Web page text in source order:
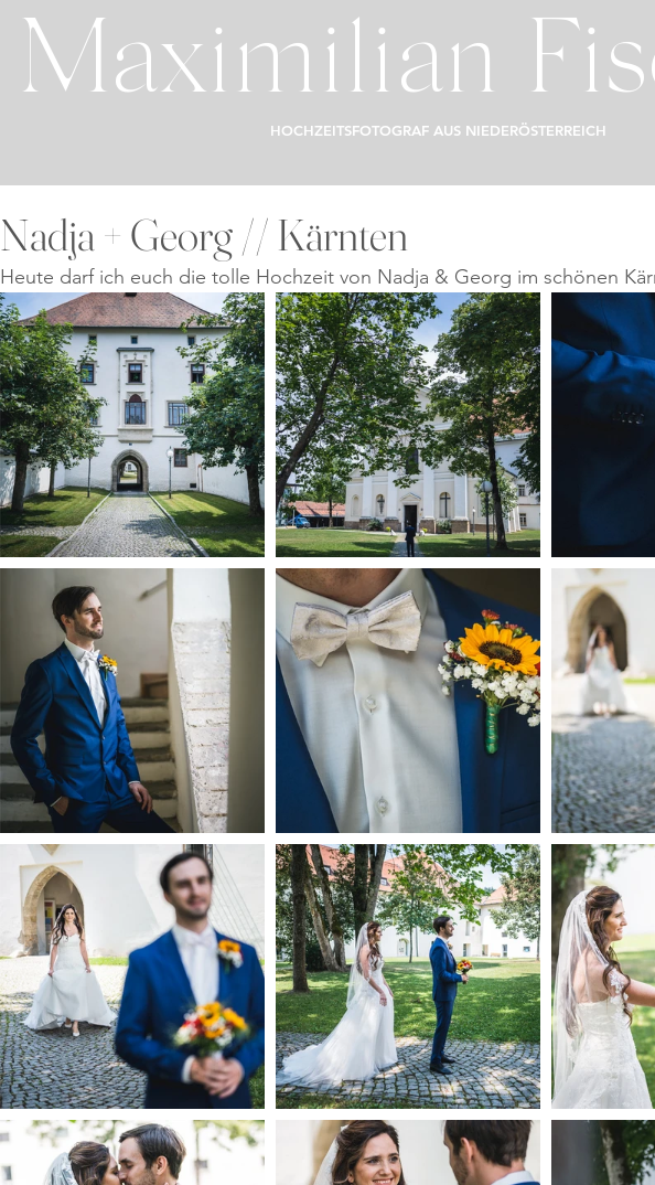
Maximilian
HOCHZEITSFOTOGRAF AUS NIEDERÖSTERREICH
Nadja + Georg // Kärnten
Heute darf ich euch die tolle Hochzeit von Nadja & Georg im schönen